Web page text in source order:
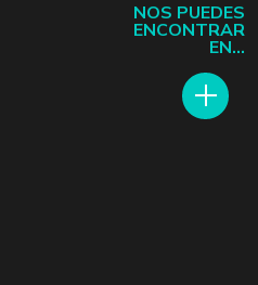
NOS PUEDES
ENCONTRAR
EN...